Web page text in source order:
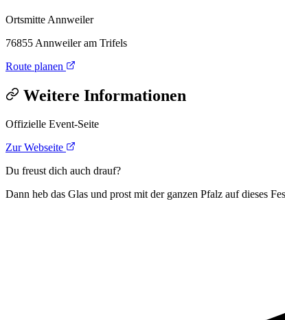
Ortsmitte Annweiler
76855 Annweiler am Trifels
Route planen
Weitere Informationen
Offizielle Event-Seite
Zur Webseite
Du freust dich auch drauf?
Dann heb das Glas und prost mit der ganzen Pfalz auf dieses